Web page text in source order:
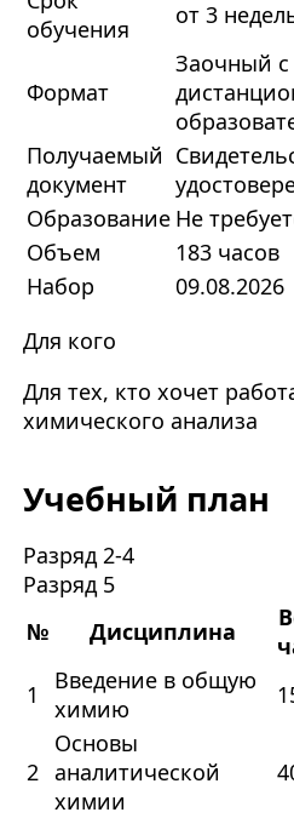
обучения
от 3
Формат
Заочный
Получаемый
документ
Образование Не
Объем
183 часов
Набор
09.08.2026
Для кого
Для тех, кто хочет
химического анализа
Учебный план
Разряд 2-4
Разряд 5
№
Дисциплина
1
Введение в общую
химию
2
Основы
аналитической
химии